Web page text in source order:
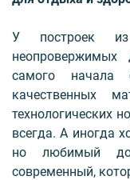
У построек из
самого
качественных
технологических
всегда. А иногда
но любимый
современный,